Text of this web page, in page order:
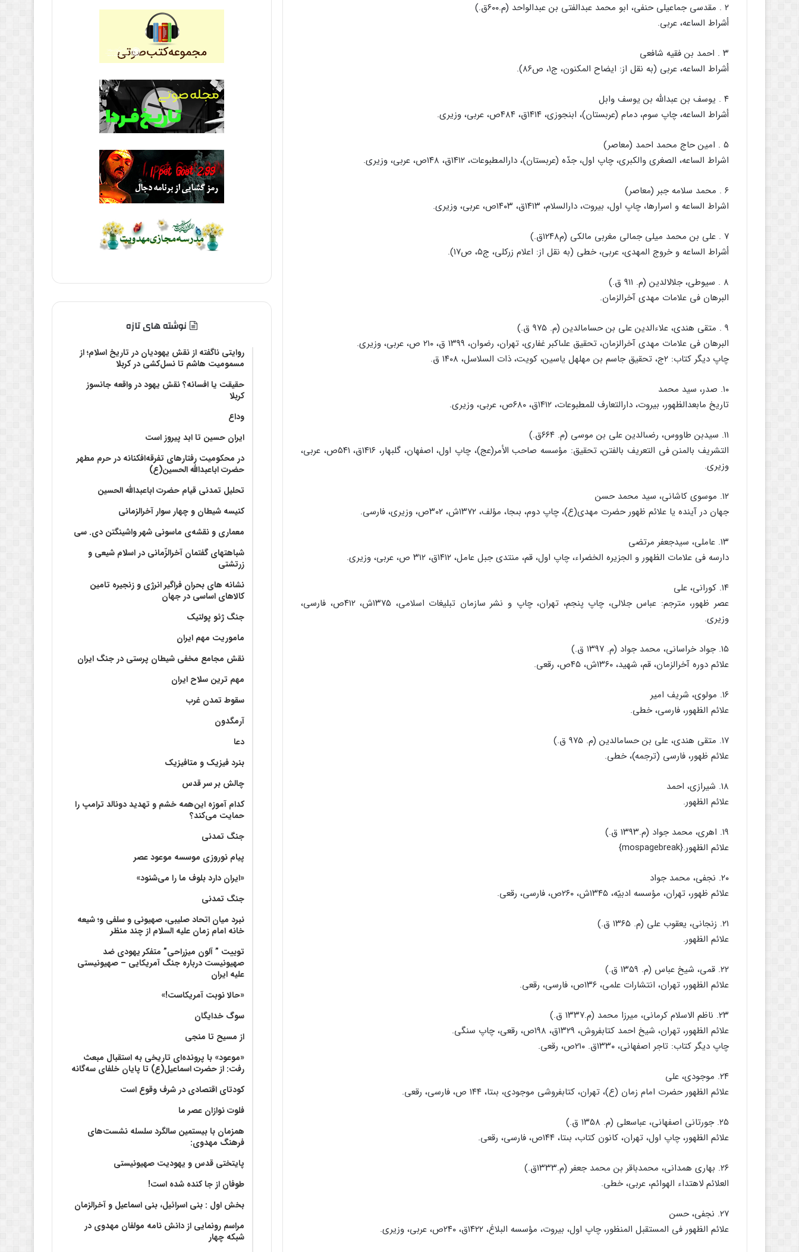
۲ . مقدسى جماعیلى حنفى، ابو محمد عبدالفتى بن عبدالواحد (م.۶۰۰ق.)
أشراط الساعه، عربى.
۳ . احمد بن فقیه شافعى
أشراط الساعه، عربى (به نقل از: ایضاح المکنون، ج۱، ص۸۶).
۴ . یوسف بن عبداللَّه بن یوسف وابل
أشراط الساعه، چاپ سوم، دمام (عربستان)، ابن‏جوزى، ۱۴۱۴ق، ۴۸۴ص، عربى، وزیرى.
۵ . امین حاج محمد احمد (معاصر)
اشراط الساعه، الصغرى والکبرى، چاپ اول، جدّه (عربستان)، دارالمطبوعات، ۱۴۱۲ق، ۱۴۸ص، عربى، وزیرى.
۶ . محمد سلامه جبر (معاصر)
اشراط الساعه و اسرارها، چاپ اول، بیروت، دارالسلام، ۱۴۱۳ق، ۱۴۰۳ص، عربى، وزیرى.
۷ . على بن محمد میلى جمالى مغربى مالکى (م۱۲۴۸ق.)
أشراط الساعه و خروج المهدى، عربى، خطى (به نقل از: اعلام زرکلى، ج۵، ص۱۷).
۸ . سیوطى، جلال‏الدین (م. ۹۱۱ ق.)
البرهان فى علامات مهدى آخرالزمان.
۹ . متقى هندى، علاءالدین على بن حسام‏الدین (م. ۹۷۵ ق.)
البرهان فى علامات مهدى آخرالزمان، تحقیق على‏اکبر غفارى، تهران، رضوان، ۱۳۹۹ ق، ۲۱۰ ص، عربى، وزیرى.
چاپ دیگر کتاب: ۲ج، تحقیق جاسم بن مهلهل یاسین، کویت، ذات السلاسل، ۱۴۰۸ ق.
۱۰. صدر، سید محمد
تاریخ مابعدالظهور، بیروت، دارالتعارف للمطبوعات، ۱۴۱۲ق، ۶۸۰ص، عربى، وزیرى.
۱۱. سیدبن طاووس، رضى‏الدین على بن موسى (م. ۶۶۴ق.)
التشریف بالمنن فى التعریف بالفتن، تحقیق: مؤسسه صاحب الأمر(عج)، چاپ اول، اصفهان، گلبهار، ۱۴۱۶ق، ۵۴۱ص، عربى،
وزیرى.
۱۲. موسوى کاشانى، سید محمد حسن
جهان در آینده یا علائم ظهور حضرت مهدى(ع)، چاپ دوم، بى‏جا، مؤلف، ۱۳۷۲ش، ۳۰۲ص، وزیرى، فارسى.
۱۳. عاملى، سیدجعفر مرتضى
دارسه فى علامات الظهور و الجزیره الخضراء، چاپ اول، قم، منتدى جبل عامل، ۱۴۱۲ق، ۳۱۲ ص، عربى، وزیرى.
۱۴. کورانى، على
عصر ظهور، مترجم: عباس جلالى، چاپ پنجم، تهران، چاپ و نشر سازمان تبلیغات اسلامى، ۱۳۷۵ش، ۴۱۲ص، فارسى،
وزیرى.
۱۵. جواد خراسانى، محمد جواد (م. ۱۳۹۷ ق.)
علائم دوره آخرالزمان، قم، شهید، ۱۳۶۰ش، ۴۵ص، رقعى.
۱۶. مولوى، شریف امیر
علائم الظهور، فارسى، خطى.
۱۷. متقى هندى، على بن حسام‏الدین (م. ۹۷۵ ق.)
علائم ظهور، فارسى (ترجمه)، خطى.
۱۸. شیرازى، احمد
علائم الظهور.
۱۹. اهرى، محمد جواد (م.۱۳۹۳ ق.)
علائم الظهور.{mospagebreak}
۲۰. نجفى، محمد جواد
علائم ظهور، تهران، مؤسسه ادبیّه، ۱۳۴۵ش، ۲۶۰ص، فارسى، رقعى.
۲۱. زنجانى، یعقوب على (م. ۱۳۶۵ ق.)
علائم الظهور.
۲۲. قمى، شیخ عباس (م. ۱۳۵۹ ق.)
علائم الظهور، تهران، انتشارات علمى، ۱۳۶ص، فارسى، رقعى.
۲۳. ناظم الاسلام کرمانى، میرزا محمد (م.۱۳۳۷ ق.)
علائم الظهور، تهران، شیخ احمد کتابفروش، ۱۳۲۹ق، ۱۹۸ص، رقعى، چاپ سنگى.
چاپ دیگر کتاب: تاجر اصفهانى، ۱۳۳۰ق. ۲۱۰ص، رقعى.
۲۴. موجودى، على
علائم الظهور حضرت امام زمان (ع)، تهران، کتابفروشى موجودى، بى‏تا، ۱۴۴ ص، فارسى، رقعى.
۲۵. جورتانى اصفهانى، عباسعلى (م. ۱۳۵۸ ق.)
علائم الظهور، چاپ اول، تهران، کانون کتاب، بى‏تا، ۱۴۴ص، فارسى، رقعى.
۲۶. بهارى همدانى، محمدباقر بن محمد جعفر (م.۱۳۳۳ق.)
العلائم لاهتداء الهوائم، عربى، خطى.
۲۷. نجفى، حسن
علائم الظهور فى المستقبل المنظور، چاپ اول، بیروت، مؤسسه البلاغ، ۱۴۲۲ق، ۲۴۰ص، عربى، وزیرى.
نوشته های تازه
روایتی ناگفته از نقش یهودیان در تاریخ اسلام؛ از
مسمومیت هاشم تا نسل‌کشی در کربلا
حقیقت یا افسانه؟‌ نقش یهود در واقعه جانسوز
کربلا
وداع
ایران حسین تا ابد پیروز است
در محکومیت رفتارهای تفرقه‌افکنانه در حرم مطهر
حضرت اباعبدالله الحسین(ع)
تحلیل تمدنی قیام حضرت اباعبدالله الحسین
کنیسه شیطان و چهار سوار آخرالزمانی
معماری و نقشه‌ی ماسونی شهر واشينگتن دی. سی
شباهتهای گفتمان آخر‌الزّمانی در اسلام شیعی و
زرتشتی
نشانه های بحران فراگیر انرژی و زنجیره تامین
کالاهای اساسی در جهان
جنگ ژئو پولتیک
ماموریت مهم ایران
نقش مجامع مخفی شیطان پرستی در جنگ ایران
مهم ترین سلاح ایران
سقوط تمدن غرب
آرمگدون
دعا
بنرد فیزیک و متافیزیک
چالش بر سر قدس
کدام آموزه این‌همه خشم و تهدید دونالد ترامپ را
حمایت می‌کند؟
جنگ تمدنی
پیام نوروزی موسسه موعود عصر
«ایران دارد بلوف ما را می‌شنود»
جنگ تمدنی
نبرد میان اتحاد صلیبی، صهیونی و سلفی و؛ شیعه
خانه امام زمان علیه السلام از چند منظر
توییت ” آلون میزراحی” متفکر یهودی ضد
صهیونیست درباره جنگ آمریکایی – صهیونیستی
علیه ایران
«حالا نوبت آمریکاست!»
سوگ خدایگان
از مسیح تا منجی
«موعود» با پرونده‌ای تاریخی به استقبال مبعث
رفت: از حضرت اسماعیل(ع) تا پایان خلفای سه‌گانه
کودتای اقتصادی در شرف وقوع است
فلوت نوازان عصر ما
همزمان با بیستمین سالگرد سلسله نشست‌های
فرهنگ مهدوی:‌
پایتختی قدس و یهودیت صهیونیستی
طوفان از جا کنده شده است!
بخش اول : بنی اسرائیل، بنی اسماعیل و آخرالزمان
مراسم رونمایی از دانش نامه مولفان مهدوی در
شبکه چهار